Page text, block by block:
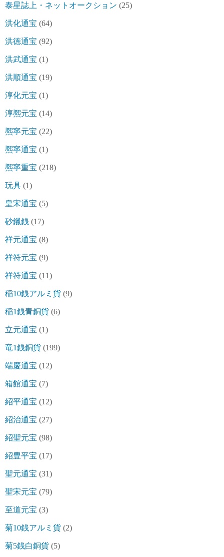
泰星誌上・ネットオークション (25)
洪化通宝 (64)
洪徳通宝 (92)
洪武通宝 (1)
洪順通宝 (19)
淳化元宝 (1)
淳熈元宝 (14)
熈寧元宝 (22)
熈寧通宝 (1)
熈寧重宝 (218)
玩具 (1)
皇宋通宝 (5)
砂鑞銭 (17)
祥元通宝 (8)
祥符元宝 (9)
祥符通宝 (11)
稲10銭アルミ貨 (9)
稲1銭青銅貨 (6)
立元通宝 (1)
竜1銭銅貨 (199)
端慶通宝 (12)
箱館通宝 (7)
紹平通宝 (12)
紹治通宝 (27)
紹聖元宝 (98)
紹豊平宝 (17)
聖元通宝 (31)
聖宋元宝 (79)
至道元宝 (3)
菊10銭アルミ貨 (2)
菊5銭白銅貨 (5)